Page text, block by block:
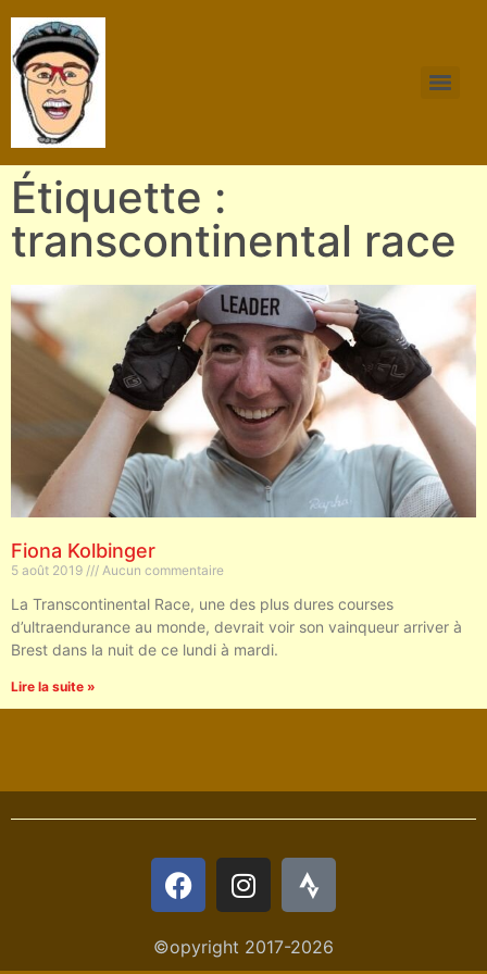
Étiquette :
transcontinental race
Fiona Kolbinger
5 août 2019 Aucun commentaire
La Transcontinental Race, une des plus dures courses
d’ultraendurance au monde, devrait voir son vainqueur arriver à
Brest dans la nuit de ce lundi à mardi.
Lire la suite »
©opyright 2017-2026